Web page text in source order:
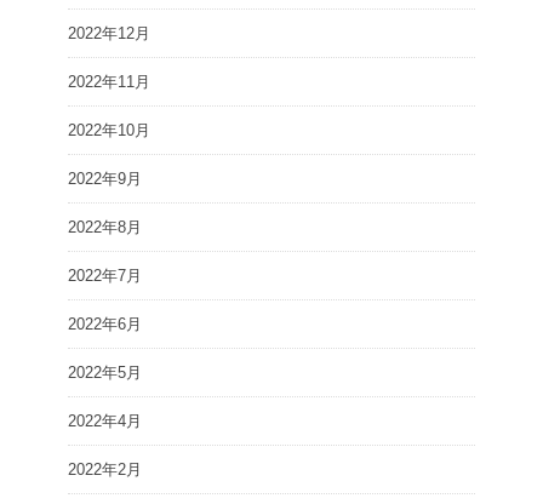
2022年12月
2022年11月
2022年10月
2022年9月
2022年8月
2022年7月
2022年6月
2022年5月
2022年4月
2022年2月